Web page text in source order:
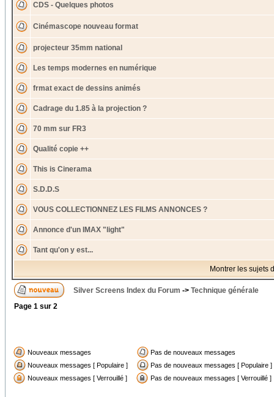
CDS - Quelques photos
Cinémascope nouveau format
projecteur 35mm national
Les temps modernes en numérique
frmat exact de dessins animés
Cadrage du 1.85 à la projection ?
70 mm sur FR3
Qualité copie ++
This is Cinerama
S.D.D.S
VOUS COLLECTIONNEZ LES FILMS ANNONCES ?
Annonce d'un IMAX "light"
Tant qu'on y est...
Montrer les sujets
Silver Screens Index du Forum -> Technique générale
Page 1 sur 2
Nouveaux messages
Pas de nouveaux messages
Nouveaux messages [ Populaire ]
Pas de nouveaux messages [ Populaire ]
Nouveaux messages [ Verrouillé ]
Pas de nouveaux messages [ Verrouillé ]